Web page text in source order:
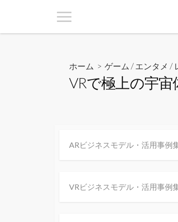
ホーム > ゲーム / エンタメ /
VRで極上の宇宙
ARビジネスモデル・活用事例
VRビジネスモデル・活用事例